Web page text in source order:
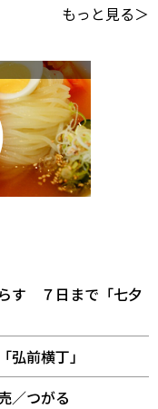
もっと見る＞
す ７日まで「七夕
弘前横丁」
／つがる